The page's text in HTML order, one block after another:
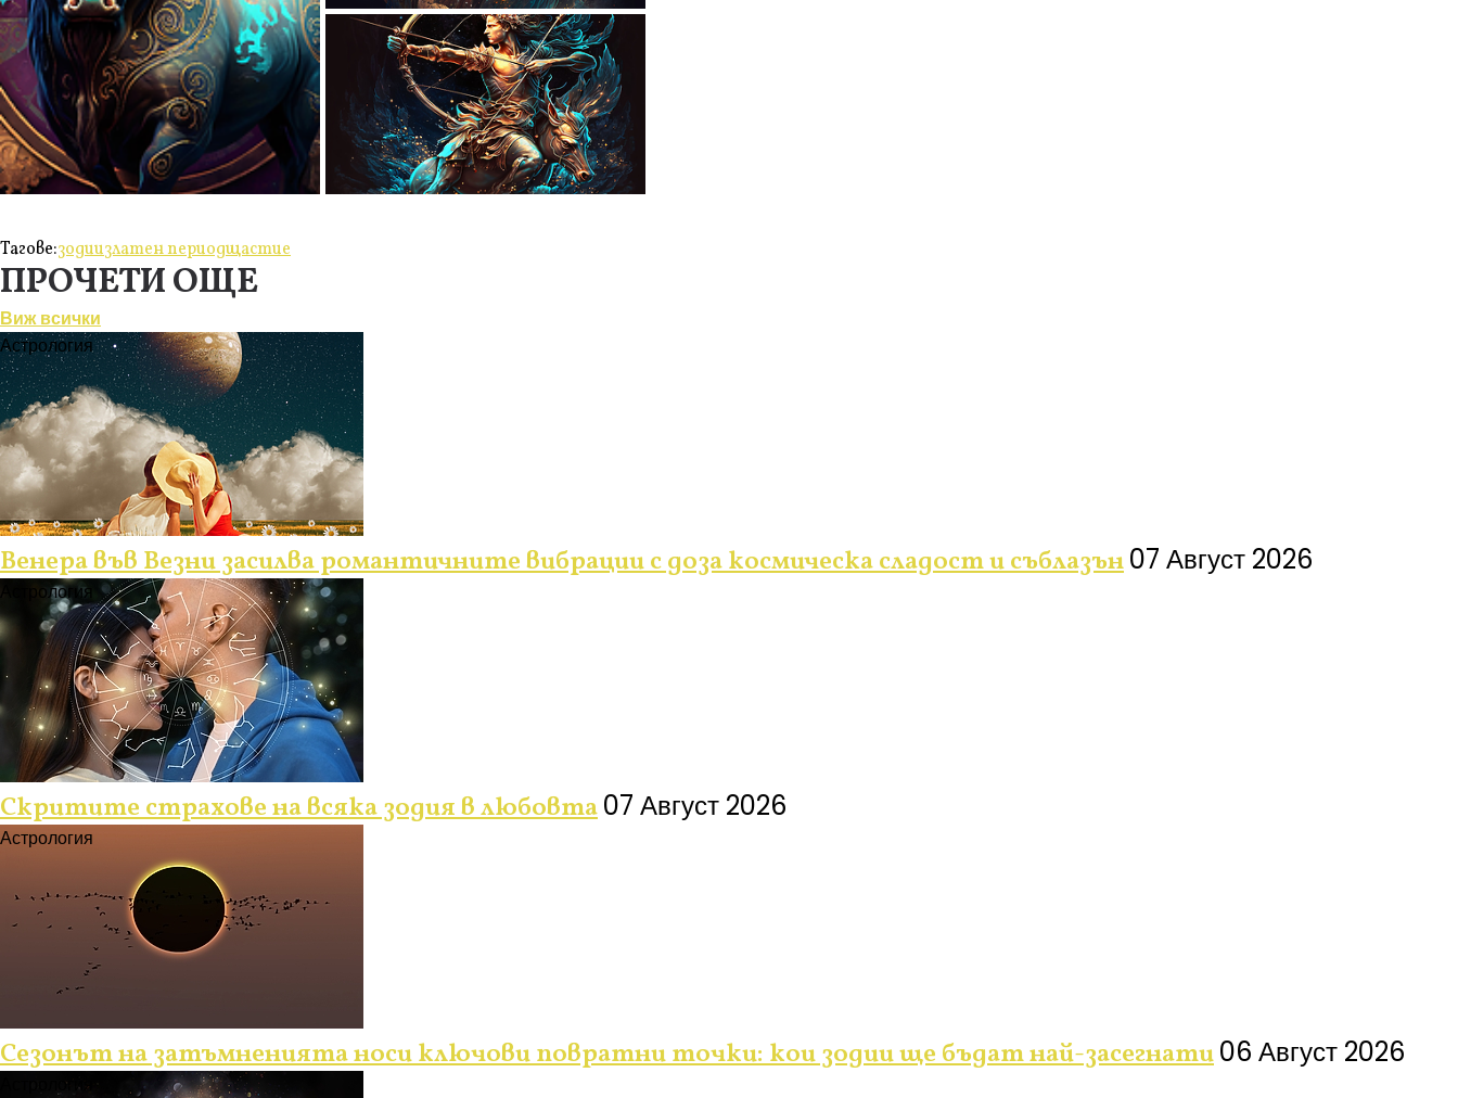
Тагове:зодиизлатен периодщастие
ПРОЧЕТИ ОЩЕ
Виж всички
Астрология
Венера във Везни засилва романтичните вибрации с доза космическа сладост и съблазън07 Август 2026
Астрология
Скритите страхове на всяка зодия в любовта07 Август 2026
Астрология
Сезонът на затъмненията носи ключови повратни точки: кои зодии ще бъдат най-засегнати06 Август 2026
Астрология